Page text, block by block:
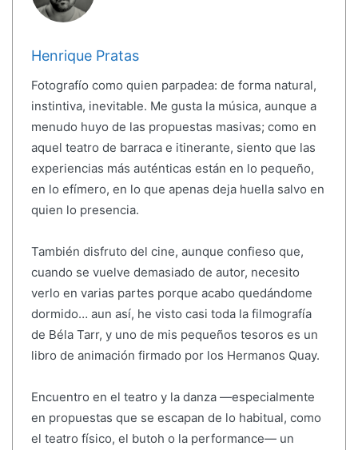
Henrique Pratas
Fotografío como quien parpadea: de forma natural,
instintiva, inevitable. Me gusta la música, aunque a
menudo huyo de las propuestas masivas; como en
aquel teatro de barraca e itinerante, siento que las
experiencias más auténticas están en lo pequeño,
en lo efímero, en lo que apenas deja huella salvo en
quien lo presencia.
También disfruto del cine, aunque confieso que,
cuando se vuelve demasiado de autor, necesito
verlo en varias partes porque acabo quedándome
dormido… aun así, he visto casi toda la filmografía
de Béla Tarr, y uno de mis pequeños tesoros es un
libro de animación firmado por los Hermanos Quay.
Encuentro en el teatro y la danza —especialmente
en propuestas que se escapan de lo habitual, como
el teatro físico, el butoh o la performance— un